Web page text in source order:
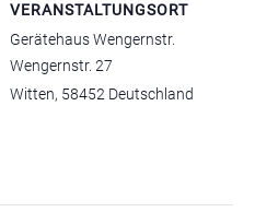
VERANSTALTUNGSORT
Gerätehaus Wengernstr.
Wengernstr. 27
Witten, 58452 Deutschland